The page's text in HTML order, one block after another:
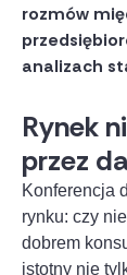
rozmów
analizach
Rynek
przez
Konferencja
rynku: czy
dobrem
istotny nie